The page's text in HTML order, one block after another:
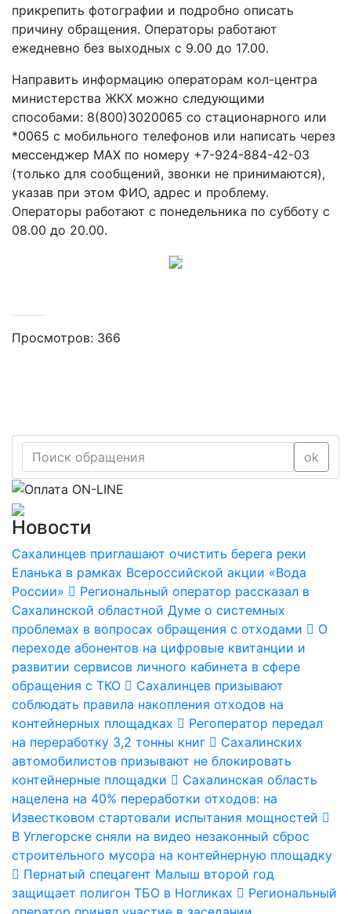
прикрепить фотографии и подробно описать
причину обращения. Операторы работают
ежедневно без выходных с 9.00 до 17.00.
Направить информацию операторам кол-центра
министерства ЖКХ можно следующими
способами: 8(800)3020065 со стационарного или
*0065 с мобильного телефонов или написать через
мессенджер MAX по номеру +7-924-884-42-03
(только для сообщений, звонки не принимаются),
указав при этом ФИО, адрес и проблему.
Операторы работают с понедельника по субботу с
08.00 до 20.00.
Просмотров: 366
ok
Новости
Сахалинцев приглашают очистить берега реки
Еланька в рамках Всероссийской акции «Вода
России»
Региональный оператор рассказал в
Сахалинской областной Думе о системных
проблемах в вопросах обращения с отходами
О
переходе абонентов на цифровые квитанции и
развитии сервисов личного кабинета в сфере
обращения с ТКО
Сахалинцев призывают
соблюдать правила накопления отходов на
контейнерных площадках
Регоператор передал
на переработку 3,2 тонны книг
Сахалинских
автомобилистов призывают не блокировать
контейнерные площадки
Сахалинская область
нацелена на 40% переработки отходов: на
Известковом стартовали испытания мощностей
В Углегорске сняли на видео незаконный сброс
строительного мусора на контейнерную площадку
Пернатый спецагент Малыш второй год
защищает полигон ТБО в Ногликах
Региональный